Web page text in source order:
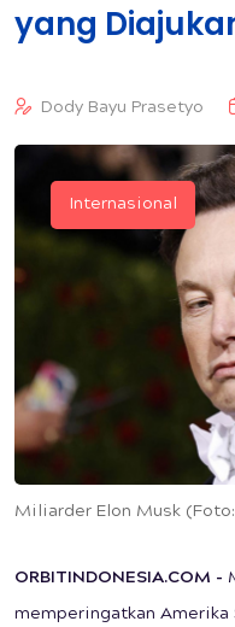
yang
Dody Bayu Prasetyo
Miliarder Elon Musk (Foto:
Internasional
ORBITINDONESIA.COM -
memperingatkan